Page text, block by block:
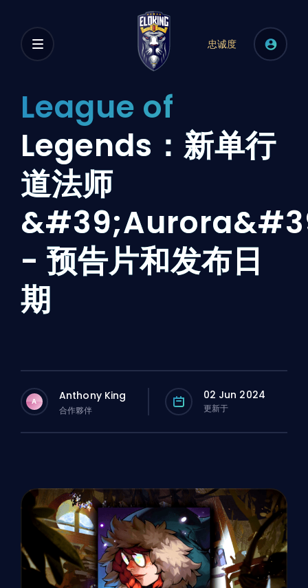
忠诚度
League of
Legends：新单行
道法师
- 预告片和发布日
期
A Anthony King
合作夥伴
02 Jun 2024
更新于